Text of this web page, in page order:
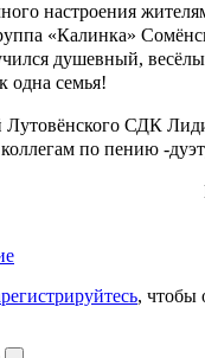
настроения
«Калинка»
душевный,
одна семья!
Лутовëнского СДК
по пению -
, чтобы